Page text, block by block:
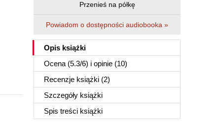
Przenieś na półkę
Powiadom o dostępności audiobooka »
Opis książki
Ocena (5.3/6) i opinie (10)
Recenzje książki (2)
Szczegóły książki
Spis treści książki